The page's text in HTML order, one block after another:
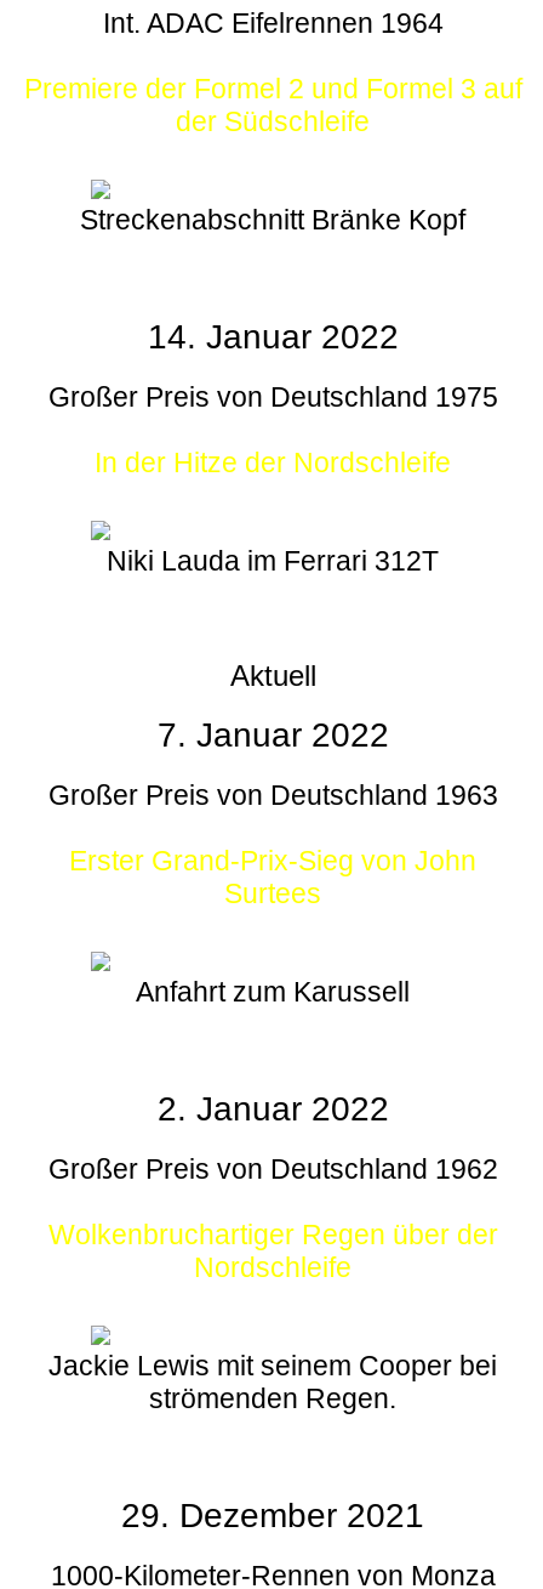
Int. ADAC Eifelrennen 1964
Premiere der Formel 2 und Formel 3 auf
der Südschleife
Streckenabschnitt Bränke Kopf
14. Januar 2022
Großer Preis von Deutschland 1975
In der Hitze der Nordschleife
Niki Lauda im Ferrari 312T
Aktuell
7. Januar 2022
Großer Preis von Deutschland 1963
Erster Grand-Prix-Sieg von John
Surtees
Anfahrt zum Karussell
2. Januar 2022
Großer Preis von Deutschland 1962
Wolkenbruchartiger Regen über der
Nordschleife
Jackie Lewis mit seinem Cooper bei
strömenden Regen.
29. Dezember 2021
1000-Kilometer-Rennen von Monza